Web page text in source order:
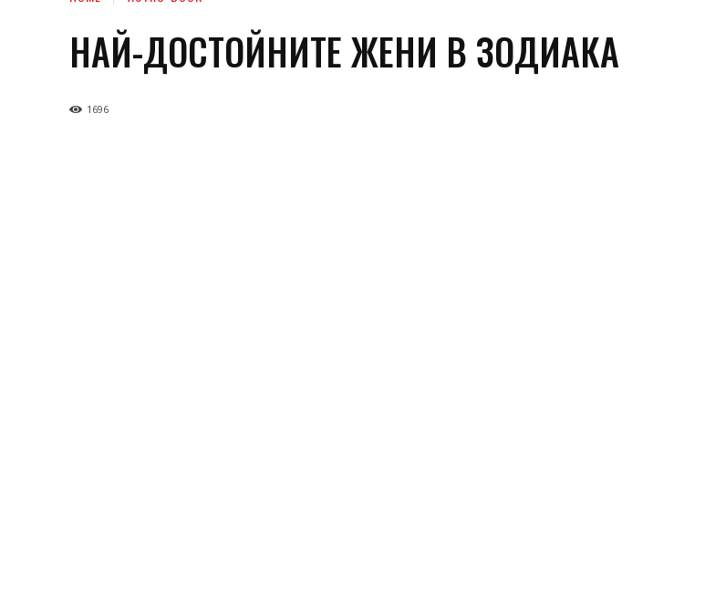
НАЙ-ДОСТОЙНИТЕ ЖЕНИ В ЗОДИАКА
1696